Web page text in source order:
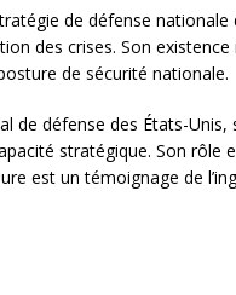
de défense
des crises. Son
de sécurité nationale.
de défense des États-
stratégique. Son rôle
est un témoignage de